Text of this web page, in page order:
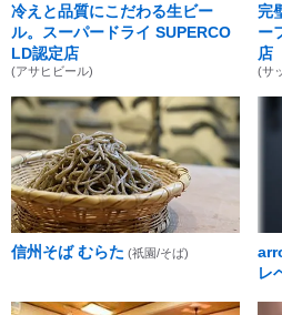
冷えと品質にこだわる生ビー
ル。スーパードライ SUPERCO
LD認定店
(アサヒビール)
完
ー
店
(サ
信州そば むらた (祇園/そば)
レ